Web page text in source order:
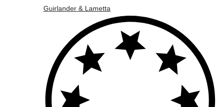
Guirlander & Lametta